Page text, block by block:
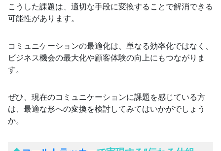
こうした課題は、適切な手段に変換することで解消できる
可能性があります。
コミュニケーションの最適化は、単なる効率化ではなく、
ビジネス機会の最大化や顧客体験の向上にもつながりま
す。
ぜひ、現在のコミュニケーションに課題を感じている方
は、最適な形への変換を検討してみてはいかがでしょう
か。